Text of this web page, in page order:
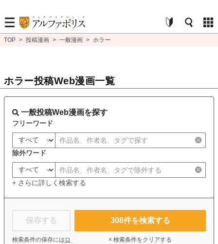
TOP > 投稿漫画 > 一般漫画 > ホラー
ホラー投稿Web漫画一覧
一般投稿Web漫画を探す
フリーワード
除外ワード
+ さらに詳しく検索する
保存する
検索条件の保存には ロ
308件を検索する
× 検索条件をクリアする